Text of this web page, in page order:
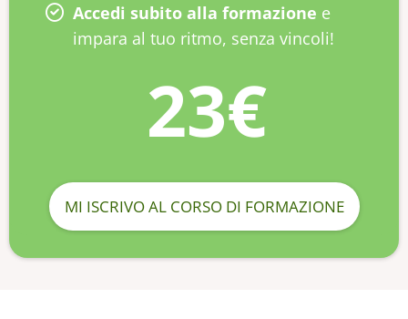
Accedi subito alla formazione e
impara al tuo ritmo, senza vincoli!
23€
MI ISCRIVO AL CORSO DI FORMAZIONE